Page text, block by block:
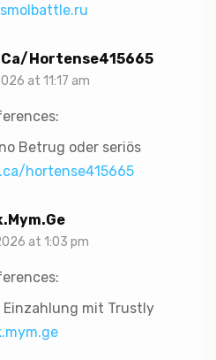
hortense415665
at 11:17 am
Betrug oder seriös
hortense415665
at 1:03 pm
Einzahlung mit Trustly